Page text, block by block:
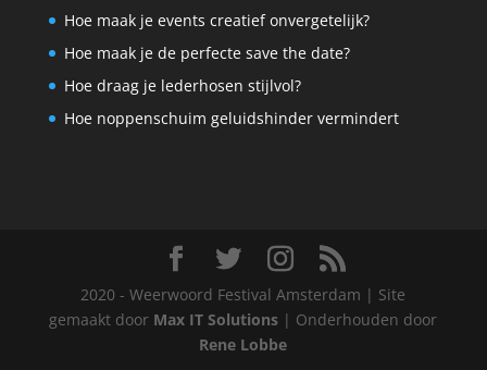
Hoe maak je events creatief onvergetelijk?
Hoe maak je de perfecte save the date?
Hoe draag je lederhosen stijlvol?
Hoe noppenschuim geluidshinder vermindert
2020 - Weerwoord Festival Amsterdam | Site
gemaakt door Max IT Solutions | Onderhouden door
Rene Lobbe